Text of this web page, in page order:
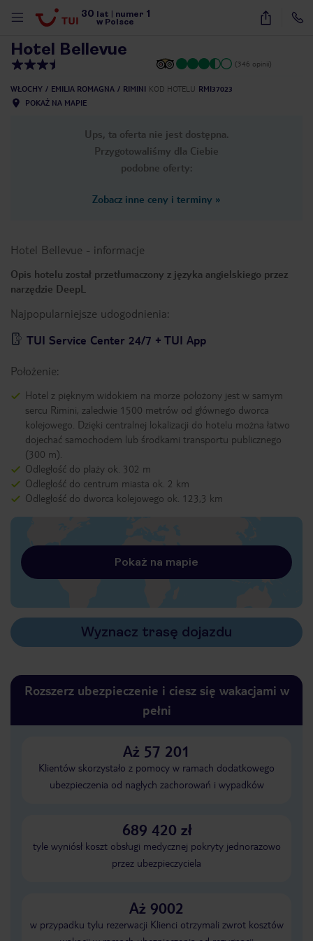
30 lat numer 1
w Polsce
11
Hotel Bellevue
(346 opinii)
WŁOCHY EMILIA ROMAGNA RIMINI KOD HOTELU RMI37023
POKAŻ NA MAPIE
Ups, ta oferta nie jest dostępna.
Przygotowaliśmy dla Ciebie
podobne oferty:
Zobacz inne ceny i terminy »
Hotel Bellevue - informacje
Opis hotelu został przetłumaczony z języka angielskiego przez
narzędzie DeepL
Najpopularniejsze udogodnienia:
TUI Service Center 24/7 + TUI App
Położenie:
Hotel z pięknym widokiem na morze położony jest w samym
sercu Rimini, zaledwie 1500 metrów od głównego dworca
kolejowego. Dzięki centralnej lokalizacji do hotelu można łatwo
dojechać samochodem lub środkami transportu publicznego
(300 m).
Odległość do plaży ok. 302 m
Odległość do centrum miasta ok. 2 km
Odległość do dworca kolejowego ok. 123,3 km
Pokaż na mapie
Wyznacz trasę dojazdu
Rozszerz ubezpieczenie i ciesz się wakacjami w
pełni
Aż 57 201
Klientów skorzystało z pomocy w ramach dodatkowego
ubezpieczenia od nagłych zachorowań i wypadków
689 420 zł
tyle wyniósł koszt obsługi medycznej pokryty jednorazowo
przez ubezpieczyciela
Aż 9002
w przypadku tylu rezerwacji Klienci otrzymali zwrot kosztów